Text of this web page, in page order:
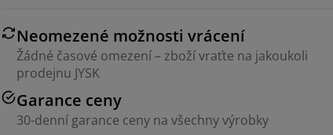
Neomezené možnosti vrácení
Žádné časové omezení – zboží vraťte na jakoukoli
prodejnu JYSK
Garance ceny
30-denní garance ceny na všechny výrobky